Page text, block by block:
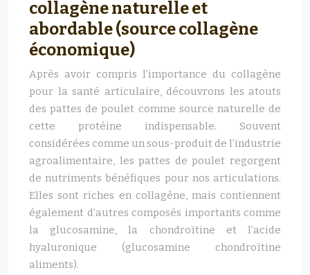
collagène naturelle et
abordable (source collagène
économique)
Après avoir compris l’importance du collagène
pour la santé articulaire, découvrons les atouts
des pattes de poulet comme source naturelle de
cette protéine indispensable. Souvent
considérées comme un sous-produit de l’industrie
agroalimentaire, les pattes de poulet regorgent
de nutriments bénéfiques pour nos articulations.
Elles sont riches en collagène, mais contiennent
également d’autres composés importants comme
la glucosamine, la chondroïtine et l’acide
hyaluronique (glucosamine chondroïtine
aliments).